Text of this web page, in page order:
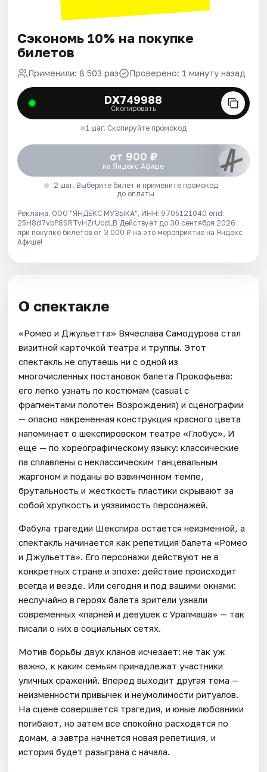
Сэкономь 10% на покупке
билетов
Применили: 8 503 раз Проверено: 1 минуту назад
DX749988
Скопировать
1 шаг. Скопируйте промокод
от 900 ₽
на Яндекс Афише
2 шаг. Выберите билет и примените промокод
до оплаты
Реклама. ООО "ЯНДЕКС МУЗЫКА", ИНН: 9705121040 erid:
25H8d7vbP8SRTvHZrUcdLB Действует до 30 сентября 2026
при покупке билетов от 3 000 ₽ на это мероприятие на Яндекс
Афише!
О спектакле
«Ромео и Джульетта» Вячеслава Самодурова стал
визитной карточкой театра и труппы. Этот
спектакль не спутаешь ни с одной из
многочисленных постановок балета Прокофьева:
его легко узнать по костюмам (casual с
фрагментами полотен Возрождения) и сценографии
— опасно накрененная конструкция красного цвета
напоминает о шекспировском театре «Глобус». И
еще — по хореографическому языку: классические
па сплавлены с неклассическим танцевальным
жаргоном и поданы во взвинченном темпе,
брутальность и жесткость пластики скрывают за
собой хрупкость и уязвимость персонажей.
Фабула трагедии Шекспира остается неизменной, а
спектакль начинается как репетиция балета «Ромео
и Джульетта». Его персонажи действуют не в
конкретных стране и эпохе: действие происходит
всегда и везде. Или сегодня и под вашими окнами:
неслучайно в героях балета зрители узнали
современных «парней и девушек с Уралмаша» — так
писали о них в социальных сетях.
Мотив борьбы двух кланов исчезает: не так уж
важно, к каким семьям принадлежат участники
уличных сражений. Вперед выходит другая тема —
неизменности привычек и неумолимости ритуалов.
На сцене совершается трагедия, и юные любовники
погибают, но затем все спокойно расходятся по
домам, а завтра начнется новая репетиция, и
история будет разыграна с начала.